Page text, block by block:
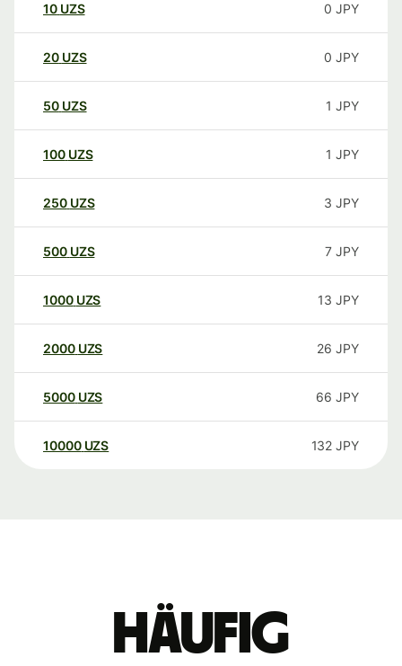
10 UZS 0 JPY
20 UZS 0 JPY
50 UZS 1 JPY
100 UZS 1 JPY
250 UZS 3 JPY
500 UZS 7 JPY
1000 UZS 13 JPY
2000 UZS 26 JPY
5000 UZS 66 JPY
10000 UZS 132 JPY
Häufig